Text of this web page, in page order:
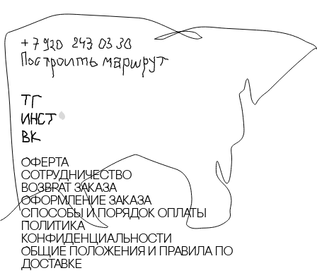
Оферта
сотрудничество
Возврат заказа
Оформление заказа
cпособы и порядок оплаты
Политика
конфиденциальности
Общие положения и правила по
доставке